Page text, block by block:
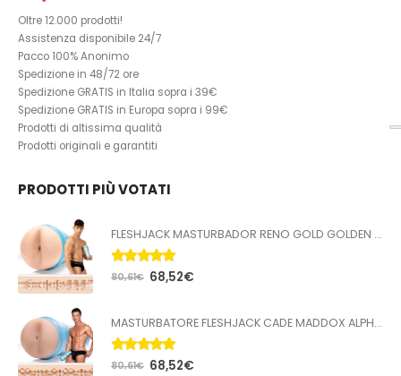
Oltre 12.000 prodotti!
Assistenza disponibile 24/7
Pacco 100% Anonimo
Spedizione in 48/72 ore
Spedizione GRATIS in Italia sopra i 39€
Spedizione GRATIS in Europa sopra i 99€
Prodotti di altissima qualità
Prodotti originali e garantiti
PRODOTTI PIÙ VOTATI
FLESHJACK MASTURBADOR RENO GOLD GOLDEN BOY BUTT
5.00Su 5
80,61€ 68,52€
MASTURBATORE FLESHJACK CADE MADDOX ALPHA BUTT
5.00Su 5
80,61€ 68,52€